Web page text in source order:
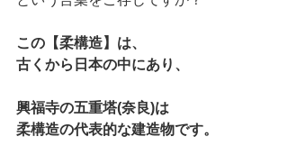
この【柔構造】は、
古くから日本の中にあり、
興福寺の五重塔(奈良)は
柔構造の代表的な建造物です。